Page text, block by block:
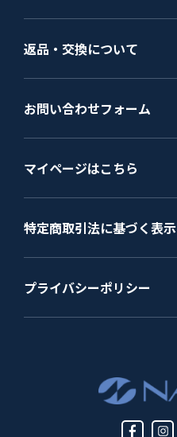
返品・交換について
お問い合わせフォーム
マイページはこちら
特定商取引法に基づく表示
プライバシーポリシー